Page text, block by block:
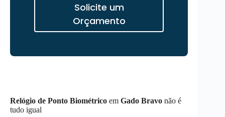
Solicite um
Orçamento
Relógio de Ponto Biométrico em Gado Bravo não é
tudo igual